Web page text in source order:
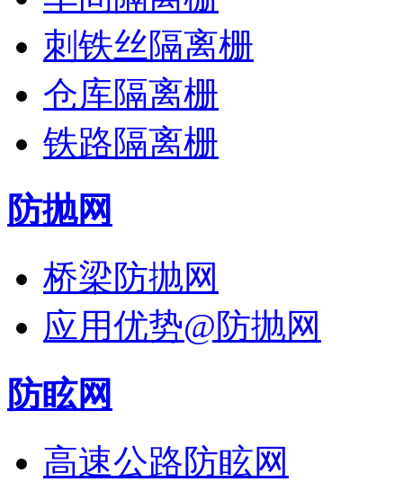
刺铁丝隔离栅
仓库隔离栅
铁路隔离栅
防抛网
桥梁防抛网
应用优势@防抛网
防眩网
高速公路防眩网